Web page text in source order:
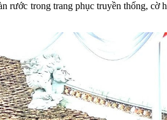
rước trong trang phục truyền thống, cờ